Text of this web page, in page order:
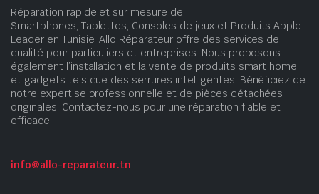
Réparation rapide et sur mesure de
Smartphones, Tablettes, Consoles de jeux et Produits Apple.
Leader en Tunisie, Allo Réparateur offre des services de
qualité pour particuliers et entreprises. Nous proposons
également l’installation et la vente de produits smart home
et gadgets tels que des serrures intelligentes. Bénéficiez de
notre expertise professionnelle et de pièces détachées
originales. Contactez-nous pour une réparation fiable et
efficace.
info@allo-reparateur.tn